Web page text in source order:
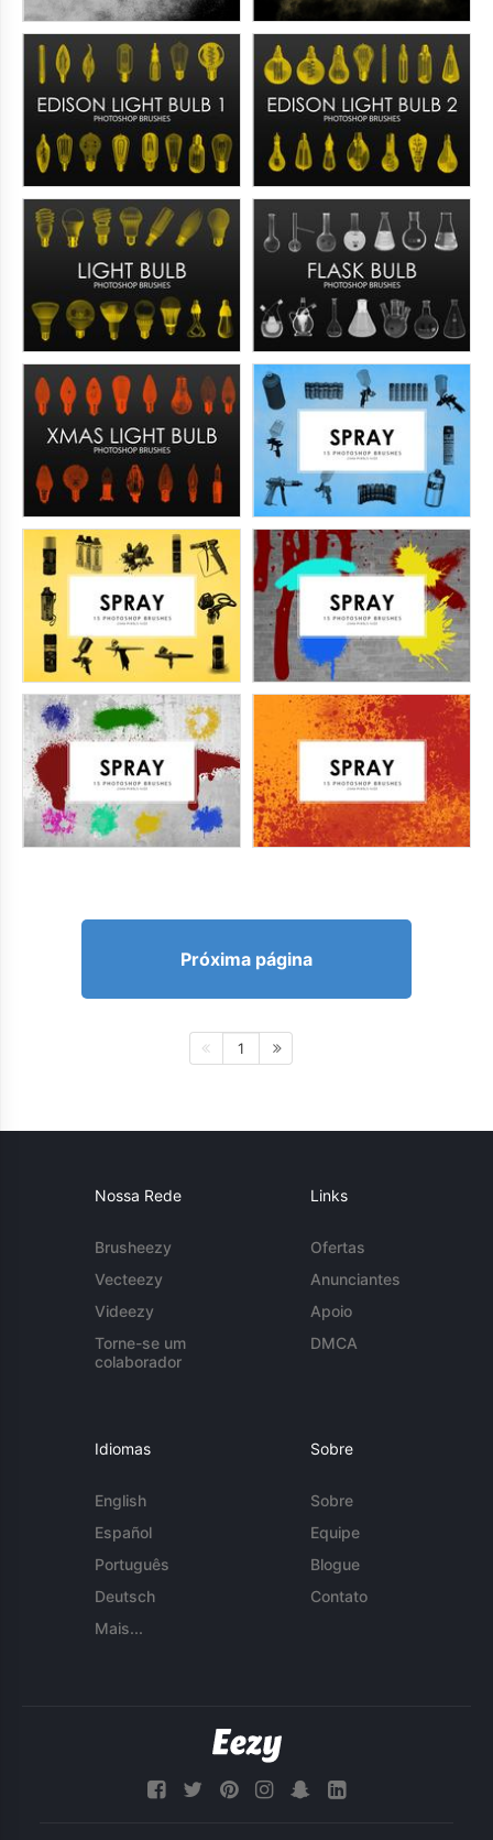
Próxima página
1
Nossa Rede
Brusheezy
Vecteezy
Videezy
Torne-se um
colaborador
Links
Ofertas
Anunciantes
Apoio
DMCA
Idiomas
English
Español
Português
Deutsch
Mais...
Sobre
Sobre
Equipe
Blogue
Contato